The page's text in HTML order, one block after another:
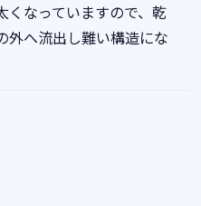
くなっていますので、乾
外へ流出し難い構造にな